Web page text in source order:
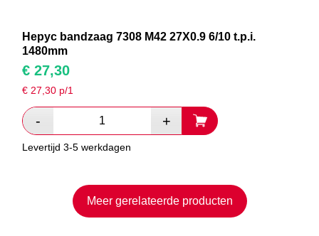
Hepyc bandzaag 7308 M42 27X0.9 6/10 t.p.i.
1480mm
€ 27,30
€27,30 p/1
Levertijd 3-5 werkdagen
Meer gerelateerde producten